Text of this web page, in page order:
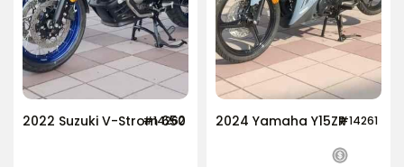
#14262
2022 Suzuki V-Strom 650 #14261
2024 Yamaha Y15ZR